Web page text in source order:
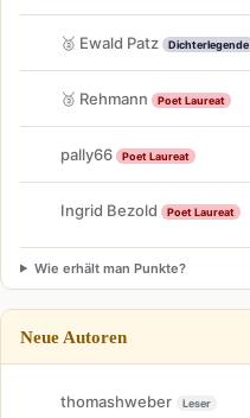
🥈 Ewald Patz Dichterlegende
🥉 Rehmann Poet Laureat
pally66 Poet Laureat
Ingrid Bezold Poet Laureat
Wie erhält man Punkte?
Neue Autoren
thomashweber Leser